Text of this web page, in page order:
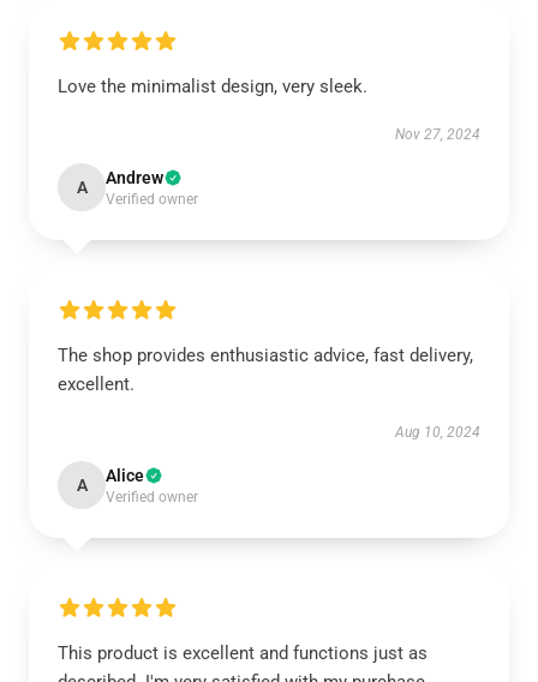
Love the minimalist design, very sleek.
Nov 27, 2024
A Andrew
Verified owner
The shop provides enthusiastic advice, fast delivery,
excellent.
Aug 10, 2024
A Alice
Verified owner
This product is excellent and functions just as